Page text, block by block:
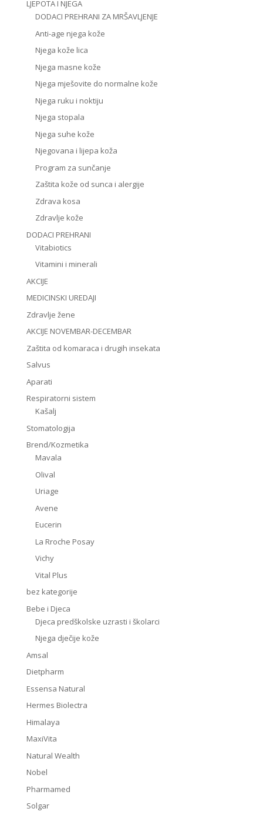
LJEPOTA I NJEGA
DODACI PREHRANI ZA MRŠAVLJENJE
Anti-age njega kože
Njega kože lica
Njega masne kože
Njega mješovite do normalne kože
Njega ruku i noktiju
Njega stopala
Njega suhe kože
Njegovana i lijepa koža
Program za sunčanje
Zaštita kože od sunca i alergije
Zdrava kosa
Zdravlje kože
DODACI PREHRANI
Vitabiotics
Vitamini i minerali
AKCIJE
MEDICINSKI UREDAJI
Zdravlje žene
AKCIJE NOVEMBAR-DECEMBAR
Zaštita od komaraca i drugih insekata
Salvus
Aparati
Respiratorni sistem
Kašalj
Stomatologija
Brend/Kozmetika
Mavala
Olival
Uriage
Avene
Eucerin
La Rroche Posay
Vichy
Vital Plus
bez kategorije
Bebe i Djeca
Djeca predškolske uzrasti i školarci
Njega dječije kože
Amsal
Dietpharm
Essensa Natural
Hermes Biolectra
Himalaya
MaxiVita
Natural Wealth
Nobel
Pharmamed
Solgar